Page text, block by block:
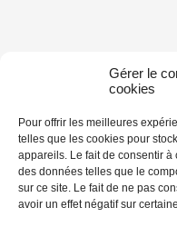
Gérer le
cookies
Pour offrir les meilleures
telles que les cookies pour
appareils. Le fait de consentir
des données telles que le
sur ce site. Le fait de ne pas
avoir un effet négatif sur